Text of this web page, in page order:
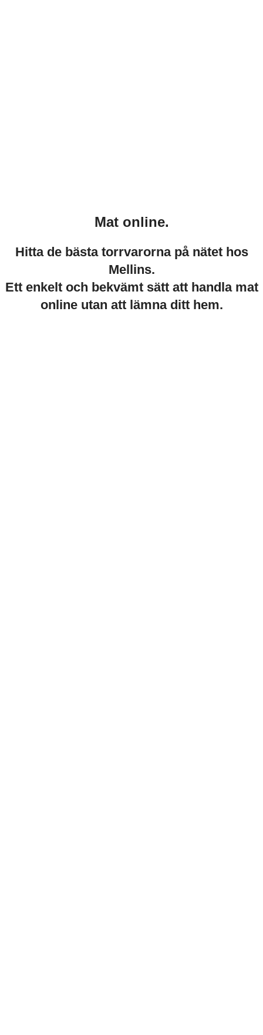
Mat online.
Hitta de bästa torrvarorna på nätet hos
Mellins.
Ett enkelt och bekvämt sätt att handla mat
online utan att lämna ditt hem.